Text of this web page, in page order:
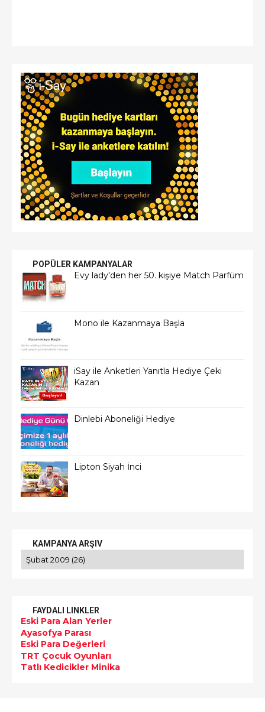
POPÜLER KAMPANYALAR
Evy lady'den her 50. kişiye Match Parfüm
Mono ile Kazanmaya Başla
iSay ile Anketleri Yanıtla Hediye Çeki
Kazan
Dinlebi Aboneliği Hediye
Lipton Siyah İnci
KAMPANYA ARŞIV
FAYDALI LINKLER
Eski Para Alan Yerler
Ayasofya Parası
Eski Para Değerleri
TRT Çocuk Oyunları
Tatlı Kedicikler Minika